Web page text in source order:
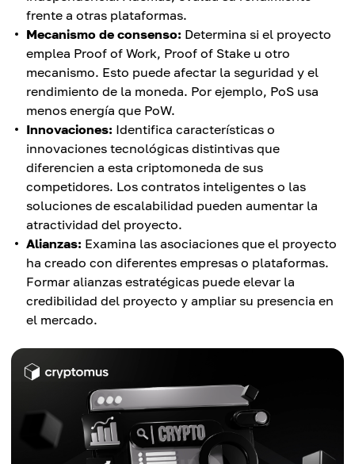
frente a otras plataformas.
Mecanismo de consenso: Determina si el proyecto
emplea Proof of Work, Proof of Stake u otro
mecanismo. Esto puede afectar la seguridad y el
rendimiento de la moneda. Por ejemplo, PoS usa
menos energía que PoW.
Innovaciones: Identifica características o
innovaciones tecnológicas distintivas que
diferencien a esta criptomoneda de sus
competidores. Los contratos inteligentes o las
soluciones de escalabilidad pueden aumentar la
atractividad del proyecto.
Alianzas: Examina las asociaciones que el proyecto
ha creado con diferentes empresas o plataformas.
Formar alianzas estratégicas puede elevar la
credibilidad del proyecto y ampliar su presencia en
el mercado.